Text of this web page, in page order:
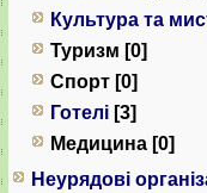
Культура та
Туризм [0]
Спорт [0]
Готелі [3]
Медицина [0]
Неурядові